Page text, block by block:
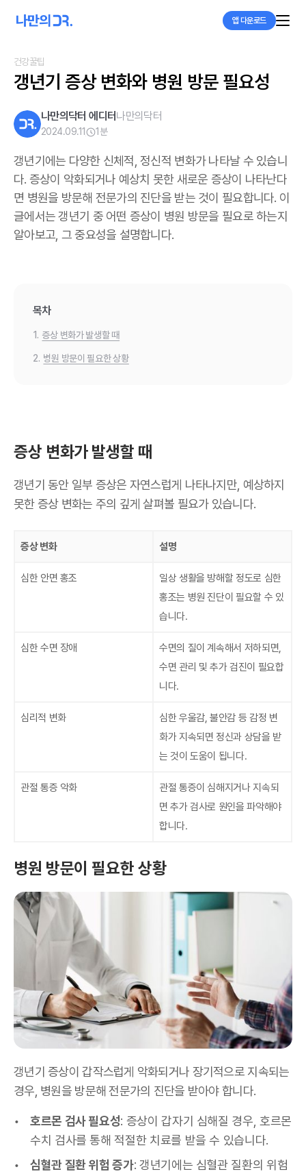
앱 다운로드
건강꿀팁
갱년기 증상 변화와 병원 방문 필요성
나만의닥터 에디터나만의닥터
2024.09.11 1 분
갱년기에는 다양한 신체적, 정신적 변화가 나타날 수 있습니
다. 증상이 악화되거나 예상치 못한 새로운 증상이 나타난다
면 병원을 방문해 전문가의 진단을 받는 것이 필요합니다. 이
글에서는 갱년기 중 어떤 증상이 병원 방문을 필요로 하는지
알아보고, 그 중요성을 설명합니다.
목차
1. 증상 변화가 발생할 때
2. 병원 방문이 필요한 상황
증상 변화가 발생할 때
갱년기 동안 일부 증상은 자연스럽게 나타나지만, 예상하지
못한 증상 변화는 주의 깊게 살펴볼 필요가 있습니다.
증상 변화 설명
심한 안면 홍조
일상 생활을 방해할 정도로 심한
홍조는 병원 진단이 필요할 수 있
습니다.
심한 수면 장애
수면의 질이 계속해서 저하되면,
수면 관리 및 추가 검진이 필요합
니다.
심리적 변화
심한 우울감, 불안감 등 감정 변
화가 지속되면 정신과 상담을 받
는 것이 도움이 됩니다.
관절 통증 악화
관절 통증이 심해지거나 지속되
면 추가 검사로 원인을 파악해야
합니다.
병원 방문이 필요한 상황
갱년기 증상이 갑작스럽게 악화되거나 장기적으로 지속되는
경우, 병원을 방문해 전문가의 진단을 받아야 합니다.
호르몬 검사 필요성: 증상이 갑자기 심해질 경우, 호르몬
수치 검사를 통해 적절한 치료를 받을 수 있습니다.
심혈관 질환 위험 증가: 갱년기에는 심혈관 질환의 위험